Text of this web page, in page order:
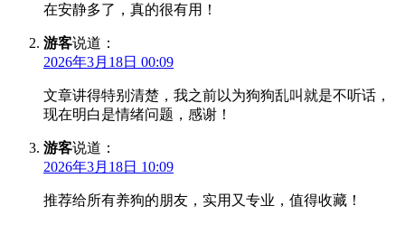
在安静多了，真的很有用！
游客说道：
2026年3月18日 00:09
文章讲得特别清楚，我之前以为狗狗乱叫就是不听话，
现在明白是情绪问题，感谢！
游客说道：
2026年3月18日 10:09
推荐给所有养狗的朋友，实用又专业，值得收藏！